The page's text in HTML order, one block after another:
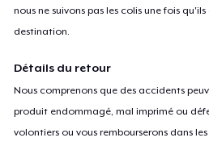
nous ne suivons pas les colis une fois
destination.
Détails du retour
Nous comprenons que des accidents
produit endommagé, mal imprimé ou
volontiers ou vous rembourserons dans